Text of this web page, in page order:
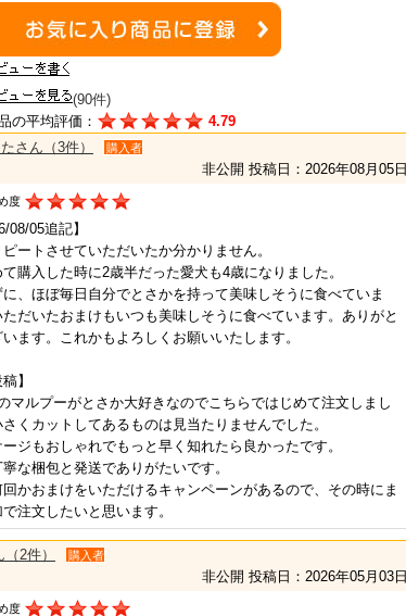
(90件)
の平均評価：
4.79
さん（3件）
購入者
非公開 投稿日：2026年08月05日
度
08/05追記】
ートさせていただいたか分かりません。
て購入した時に2歳半だった愛犬も4歳になりました。
、ほぼ毎日自分でとさかを持って美味しそうに食べていま
だいたおまけもいつも美味しそうに食べています。ありがと
います。これかもよろしくお願いいたします。
】
マルプーがとさか大好きなのでこちらではじめて注文しまし
さくカットしてあるものは見当たりませんでした。
ジもおしゃれでもっと早く知れたら良かったです。
な梱包と発送でありがたいです。
回かおまけをいただけるキャンペーンがあるので、その時にま
注文したいと思います。
2件） 購入者
非公開 投稿日：2026年05月03日
度